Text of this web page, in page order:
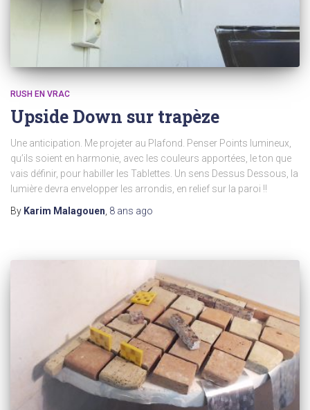
RUSH EN VRAC
Upside Down sur trapèze
Une anticipation. Me projeter au Plafond. Penser Points lumineux,
qu’ils soient en harmonie, avec les couleurs apportées, le ton que
vais définir, pour habiller les Tablettes. Un sens Dessus Dessous, la
lumière devra envelopper les arrondis, en relief sur la paroi !!
By Karim Malagouen 8 ans ago